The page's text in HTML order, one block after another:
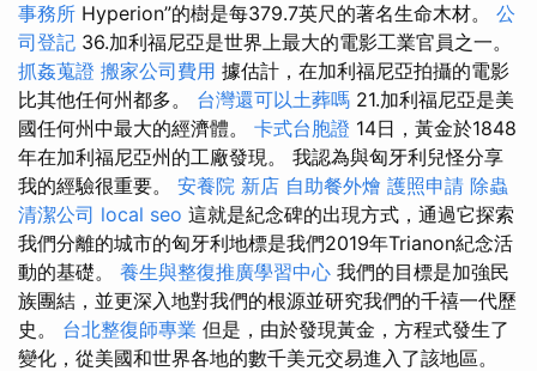
事務所 Hyperion”的樹是每379.7英尺的著名生命木材。 公
司登記 36.加利福尼亞是世界上最大的電影工業官員之一。
抓姦蒐證 搬家公司費用 據估計，在加利福尼亞拍攝的電影
比其他任何州都多。 台灣還可以土葬嗎 21.加利福尼亞是美
國任何州中最大的經濟體。 卡式台胞證 14日，黃金於1848
年在加利福尼亞州的工廠發現。 我認為與匈牙利兒怪分享
我的經驗很重要。 安養院 新店 自助餐外燴 護照申請 除蟲
清潔公司 local seo 這就是紀念碑的出現方式，通過它探索
我們分離的城市的匈牙利地標是我們2019年Trianon紀念活
動的基礎。 養生與整復推廣學習中心 我們的目標是加強民
族團結，並更深入地對我們的根源並研究我們的千禧一代歷
史。 台北整復師專業 但是，由於發現黃金，方程式發生了
變化，從美國和世界各地的數千美元交易進入了該地區。